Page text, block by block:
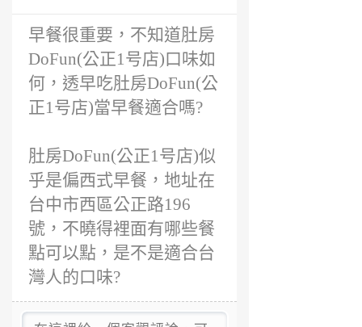
早餐很重要，不知道肚房
DoFun(公正1号店)口味如
何，透早吃肚房DoFun(公
正1号店)當早餐適合嗎?
肚房DoFun(公正1号店)似
乎是偏西式早餐，地址在
台中市西區公正路196
號，不曉得裡面有哪些餐
點可以點，是不是適合台
灣人的口味?